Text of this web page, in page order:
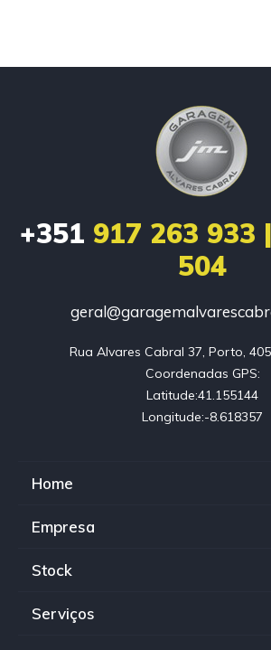
+351 917 263 933
504
Rua Alvares Cabral 37, Porto,
Coordenadas GPS:
Latitude:41.155144
Longitude:-8.618357
Home
Empresa
Stock
Serviços